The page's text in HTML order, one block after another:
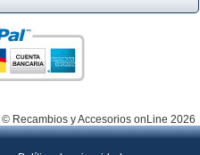
Recambios y Accesorios onLine 2026